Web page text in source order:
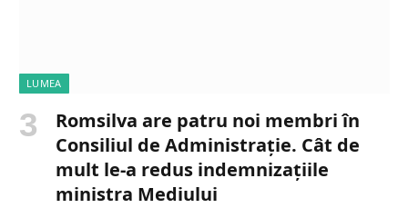
LUMEA
Romsilva are patru noi membri în
Consiliul de Administrație. Cât de
mult le-a redus indemnizațiile
ministra Mediului